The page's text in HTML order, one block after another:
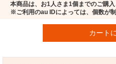
本商品は、お1人さま1個までのご購入
※ご利用のau IDによっては、個数が
カート